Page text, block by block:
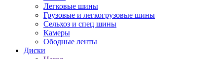
Легковые шины
Грузовые и легкогрузовые шины
Сельхоз и спец шины
Камеры
Ободные ленты
Диски